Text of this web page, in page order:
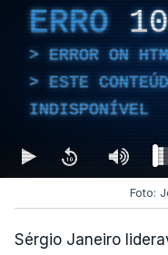
ERRO
ERROR ON
ESTE
INDISPONÍVEL
Foto:
Sérgio Janeiro